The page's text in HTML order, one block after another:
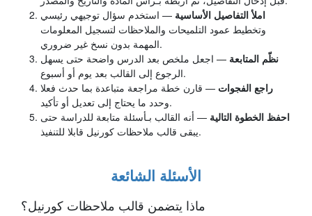
املأ التفاصيل الأساسية — استخدم سؤال توجيهي رئيسي
وتخطيط عمود التلميحات والملاحظات لتسجيل المعلومات
المهمة بدون نسخ غير ضروري.
نظّم المتابعة — اجعل ملخص بعد الدرس واضحة حتى يسهل
الرجوع إلى القالب بعد يوم أو أسبوع.
راجع الفجوات — قارن خطة مراجعة متباعدة بما حدث فعلا
وحدد ما يحتاج إلى تعديل أو تأكيد.
احفظ الخطوة التالية — أنه القالب بـأسئلة متابعة للدراسة حتى
يبقى قالب ملاحظات كورنيل قابلا للتنفيذ.
الأسئلة الشائعة
ماذا يتضمن قالب ملاحظات كورنيل؟